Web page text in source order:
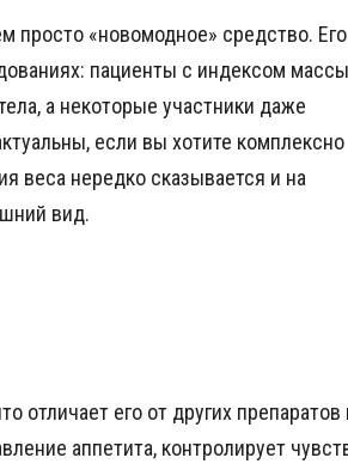
просто «новомодное» средство. Его
пациенты с индексом
а некоторые участники даже
если вы хотите комплексно
веса нередко сказывается и на
вид.
отличает его от других препаратов
аппетита, контролирует